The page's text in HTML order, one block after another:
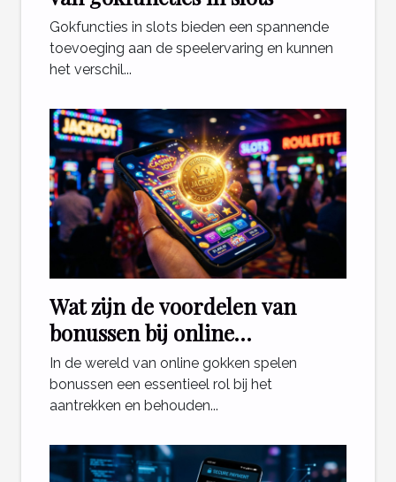
Gokfuncties in slots bieden een spannende
toevoeging aan de speelervaring en kunnen
het verschil...
Wat zijn de voordelen van
bonussen bij online
gokplatforms?
In de wereld van online gokken spelen
bonussen een essentieel rol bij het
aantrekken en behouden...